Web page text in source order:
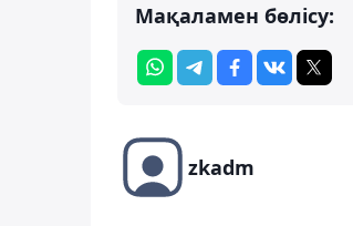
Мақаламен бөлісу:
zkadm